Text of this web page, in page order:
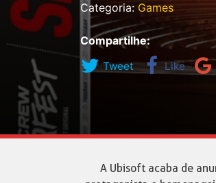
Categoria: Games
Compartilhe:
Tweet Like
A Ubisoft acaba de